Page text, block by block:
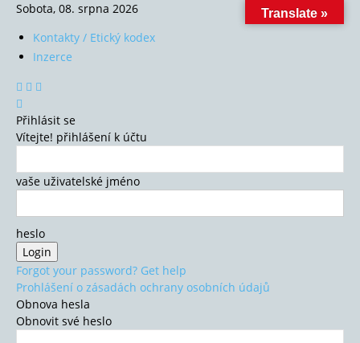
Sobota, 08. srpna 2026
Kontakty / Etický kodex
Inzerce
Přihlásit se
Vítejte! přihlášení k účtu
vaše uživatelské jméno
heslo
Forgot your password? Get help
Prohlášení o zásadách ochrany osobních údajů
Obnova hesla
Obnovit své heslo
Translate »